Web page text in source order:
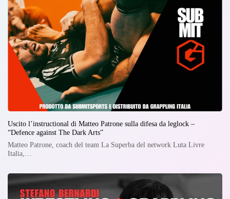
Uscito l’instructional di Matteo Patrone sulla difesa da leglock –
“Defence against The Dark Arts”
Matteo Patrone, coach del team La Superba del network Luta Livre
Italia,…